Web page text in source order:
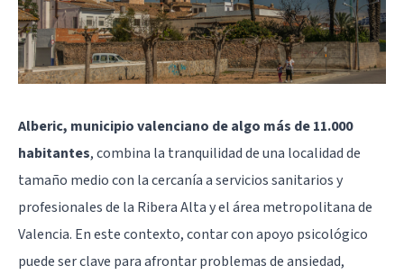
Alberic, municipio valenciano de algo más de 11.000
habitantes, combina la tranquilidad de una localidad de
tamaño medio con la cercanía a servicios sanitarios y
profesionales de la Ribera Alta y el área metropolitana de
Valencia. En este contexto, contar con apoyo psicológico
puede ser clave para afrontar problemas de ansiedad,